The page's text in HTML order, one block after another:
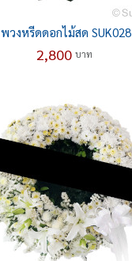
พวงหรีดดอกไม้สด SUK028
2,800 บาท